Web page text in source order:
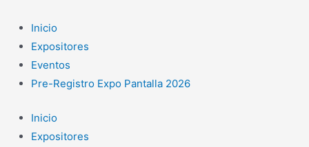
contenido
Inicio
Expositores
Eventos
Pre-Registro Expo Pantalla 2026
Inicio
Expositores